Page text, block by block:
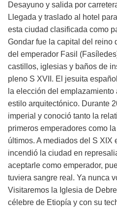
Desayuno y salida por
Llegada y traslado al hotel
esta ciudad clasificada como
Gondar fue la capital del reino
del emperador Fasil
castillos, iglesias y baños de
pleno S XVII. El jesuita
la elección del emplazamiento
estilo arquitectónico. Durante
imperial y conoció tanto la
primeros emperadores como
últimos. A mediados del S XIX
incendió la ciudad en
aceptarle como emperador,
tuviera sangre real. Ya nunca
Visitaremos la Iglesia de
célebre de Etiopía y con su